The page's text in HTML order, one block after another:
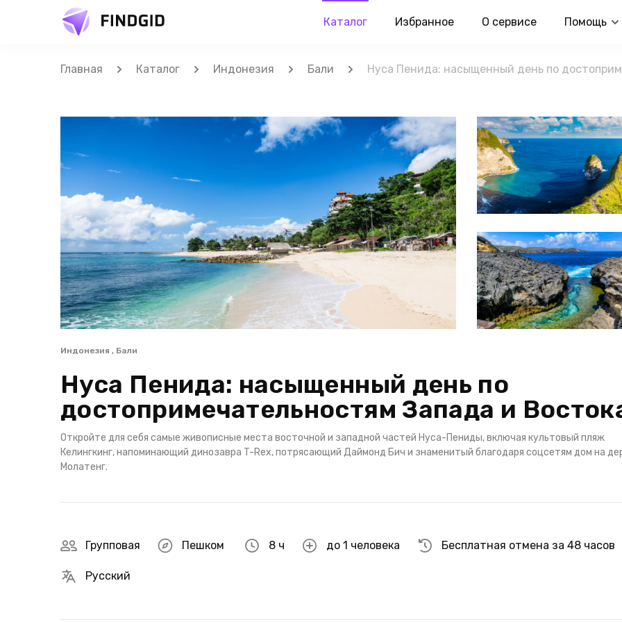
Каталог Избранное О сервисе Помощь
Главная Каталог Индонезия Бали Нуса Пенида: насыщенный день по
Индонезия , Бали
Нуса Пенида: насыщенный день по
достопримечательностям Запада и
Откройте для себя самые живописные места восточной и западной частей Нуса-Пениды, включая культовый пляж
Келингкинг, напоминающий динозавра T-Rex, потрясающий Даймонд Бич и знаменитый благодаря соцсетям дом на
Молатенг.
Групповая Пешком 8 ч до 1 человека Бесплатная отмена за 48 часов
Русский